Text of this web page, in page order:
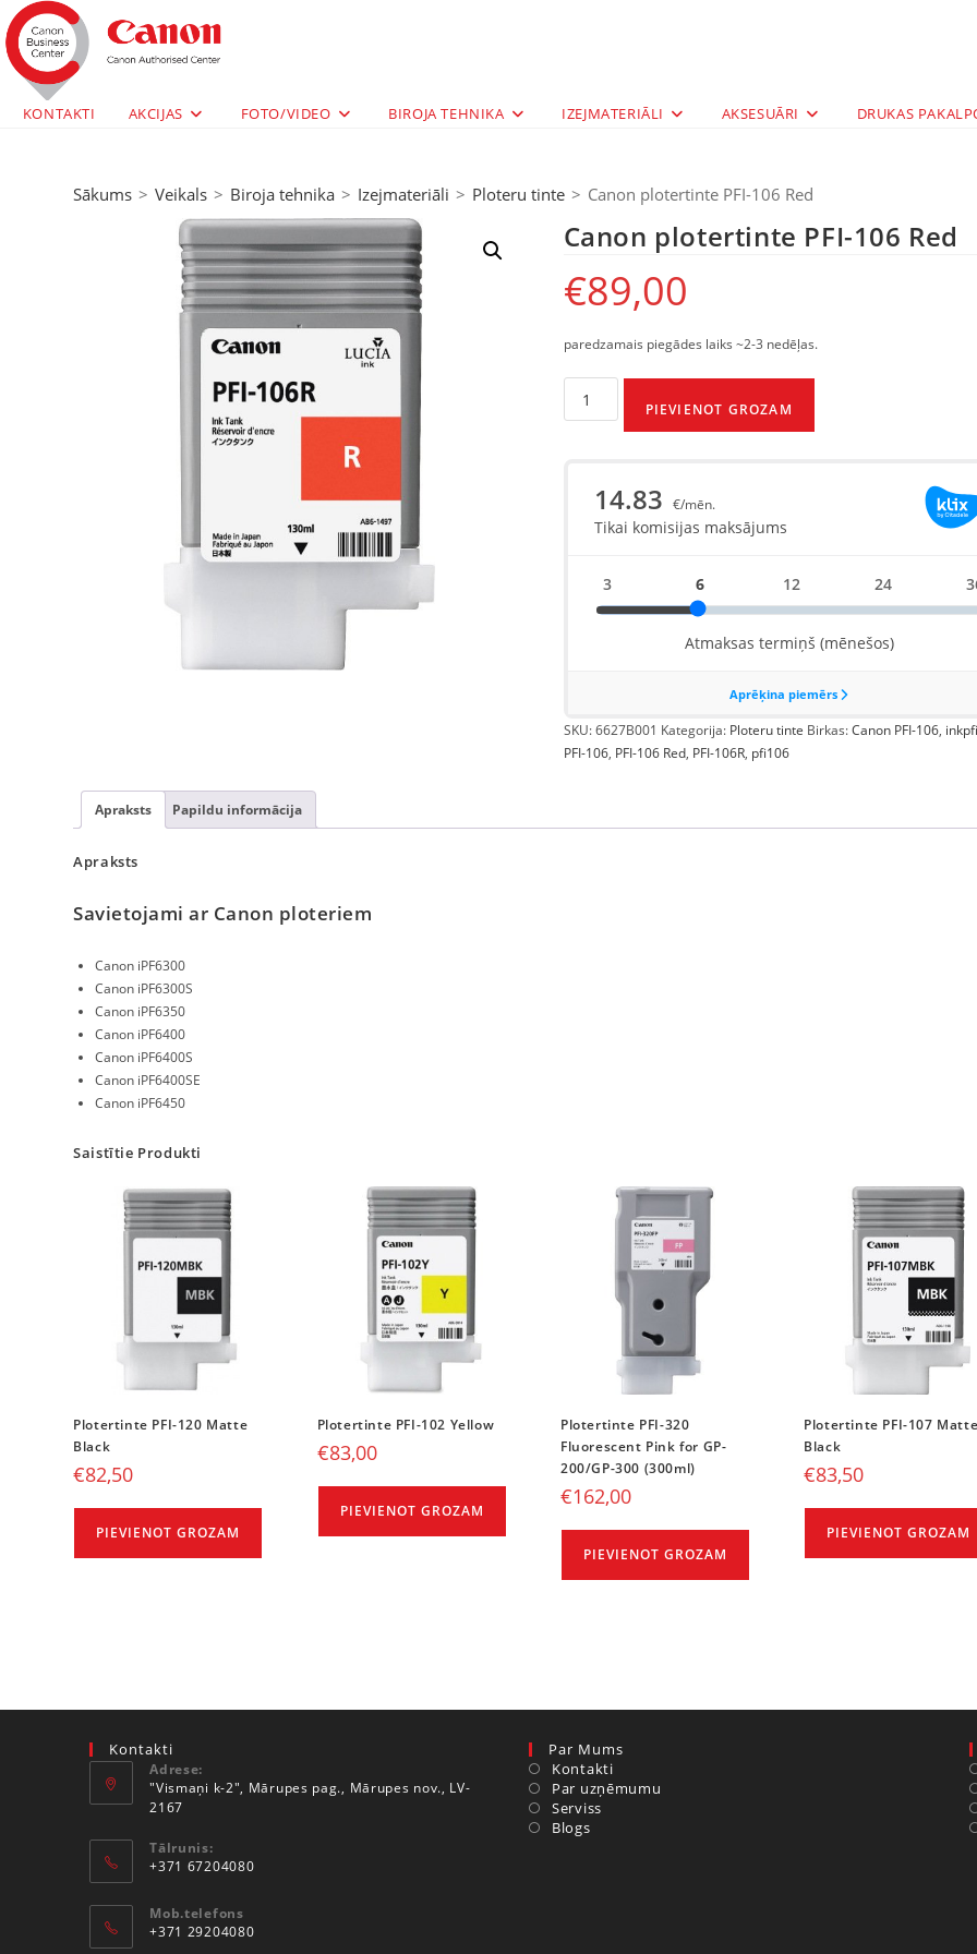
KONTAKTI AKCIJAS FOTO/VIDEO BIROJA TEHNIKA IZEJMATERIĀLI AKSESUĀRI DRUKAS
Sākums > Veikals > Biroja tehnika > Izejmateriāli > Ploteru tinte > Canon plotertinte PFI-106 Red
Canon plotertinte PFI-106 Red
€89,00
paredzamais piegādes laiks ~2-3 nedēļas.
PIEVIENOT GROZAM
SKU:6627B001 Kategorija: Ploteru tinte Birkas:Canon PFI-106,
PFI-106, PFI-106 Red, PFI-106R, pfi106
Apraksts Papildu informācija
Apraksts
Savietojami ar Canon ploteriem
Canon iPF6300
Canon iPF6300S
Canon iPF6350
Canon iPF6400
Canon iPF6400S
Canon iPF6400SE
Canon iPF6450
Saistītie Produkti
Plotertinte PFI-120 Matte
Black
€82,50
PIEVIENOT GROZAM
Plotertinte PFI-102 Yellow
€83,00
PIEVIENOT GROZAM
Plotertinte PFI-320
Fluorescent Pink for GP-
200/GP-300 (300ml)
€162,00
PIEVIENOT GROZAM
Plotertinte PFI-107
Black
€83,50
PIEVIENOT GROZAM
Kontakti
Adrese:
"Vismaņi k-2", Mārupes pag., Mārupes nov., LV-
2167
Tālrunis:
+371 67204080
Mob.telefons
+371 29204080
Par Mums
Kontakti
Par uzņēmumu
Serviss
Blogs